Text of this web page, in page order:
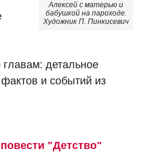
Алексей с матерью и
бабушкой на пароходе.
Художник П. Пинкисевич
главам: детальное
и событий из
"Детство"